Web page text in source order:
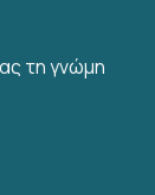
τη γνώμη